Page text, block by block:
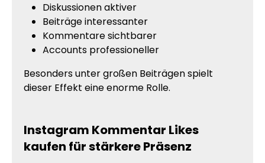
Diskussionen aktiver
Beiträge interessanter
Kommentare sichtbarer
Accounts professioneller
Besonders unter großen Beiträgen spielt
dieser Effekt eine enorme Rolle.
Instagram Kommentar Likes
kaufen für stärkere Präsenz